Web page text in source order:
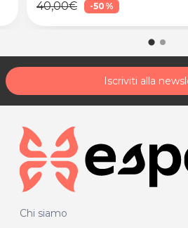
40,00€ -50%
Iscriviti alla
Chi siamo